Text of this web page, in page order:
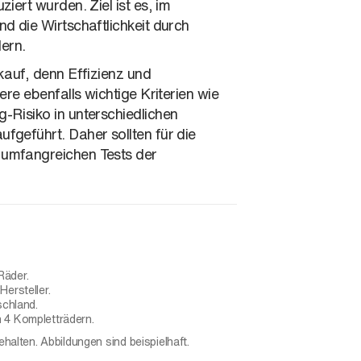
wurden. Ziel ist es, im
die Wirtschaftlichkeit durch
denn Effizienz und
ebenfalls wichtige Kriterien wie
Risiko in unterschiedlichen
Daher sollten für die
Tests der
Kompletträdern.
Abbildungen sind beispielhaft.